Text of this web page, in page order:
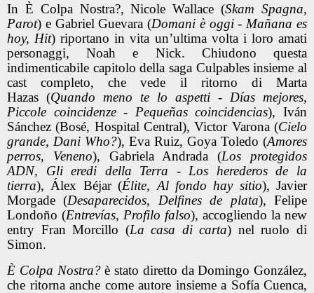
In È Colpa Nostra?, Nicole Wallace (Skam Spagna,
Parot) e Gabriel Guevara (Domani è oggi - Mañana es
hoy, Hit) riportano in vita un’ultima volta i loro amati
personaggi, Noah e Nick. Chiudono questa
indimenticabile capitolo della saga Culpables insieme al
cast completo, che vede il ritorno di Marta
Hazas (Quando meno te lo aspetti - Días mejores,
Piccole coincidenze - Pequeñas coincidencias), Iván
Sánchez (Bosé, Hospital Central), Victor Varona (Cielo
grande, Dani Who?), Eva Ruiz, Goya Toledo (Amores
perros, Veneno), Gabriela Andrada (Los protegidos
ADN, Gli eredi della Terra - Los herederos de la
tierra), Álex Béjar (Élite, Al fondo hay sitio), Javier
Morgade (Desaparecidos, Delfines de plata), Felipe
Londoño (Entrevías, Profilo falso), accogliendo la new
entry Fran Morcillo (La casa di carta) nel ruolo di
Simon.
È Colpa Nostra?è stato diretto da Domingo González,
che ritorna anche come autore insieme a Sofía Cuenca,